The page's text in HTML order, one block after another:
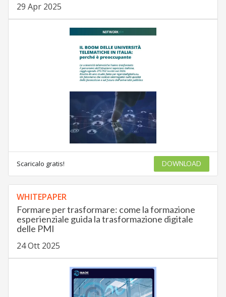
29 Apr 2025
Scaricalo gratis! DOWNLOAD
WHITEPAPER
Formare per trasformare: come la formazione
esperienziale guida la trasformazione digitale
delle PMI
24 Ott 2025